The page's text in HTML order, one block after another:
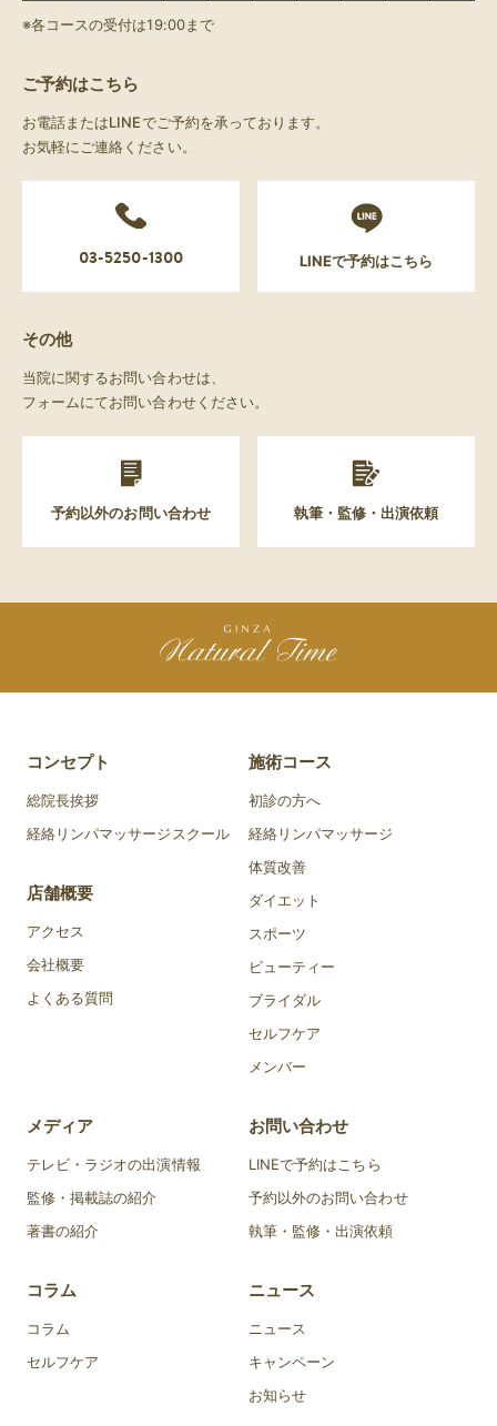
※各コースの受付は19:00まで
ご予約はこちら
お電話またはLINEでご予約を承っております。
お気軽にご連絡ください。
03-5250-1300 LINEで予約はこちら
その他
当院に関するお問い合わせは、
フォームにてお問い合わせください。
予約以外のお問い合わせ 執筆・監修・出演依頼
コンセプト
総院長挨拶
経絡リンパマッサージスクール
店舗概要
アクセス
会社概要
よくある質問
施術コース
初診の方へ
経絡リンパマッサージ
体質改善
ダイエット
スポーツ
ビューティー
ブライダル
セルフケア
メンバー
メディア
テレビ・ラジオの出演情報
監修・掲載誌の紹介
著書の紹介
コラム
コラム
セルフケア
お問い合わせ
LINEで予約はこちら
予約以外のお問い合わせ
執筆・監修・出演依頼
ニュース
ニュース
キャンペーン
お知らせ